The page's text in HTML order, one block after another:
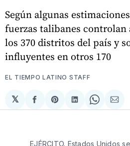
Según algunas
fuerzas talibanes controlan
los 370 distritos del país y
influyentes en otros 170
EL TIEMPO LATINO STAFF
𝕏
Compartir
en
Share
on
Compartir
en
Share
on
via
EJÉRCITO. Estados Unidos